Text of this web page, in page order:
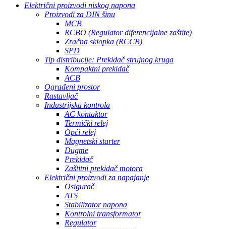
Električni proizvodi niskog napona
Proizvodi za DIN šinu
MCB
RCBO (Regulator diferencijalne zaštite)
Zračna sklopka (RCCB)
SPD
Tip distribucije: Prekidač strujnog kruga
Kompaktni prekidač
ACB
Ograđeni prostor
Rastavljač
Industrijska kontrola
AC kontaktor
Termički relej
Opći relej
Magnetski starter
Dugme
Prekidač
Zaštitni prekidač motora
Električni proizvodi za napajanje
Osigurač
ATS
Stabilizator napona
Kontrolni transformator
Regulator